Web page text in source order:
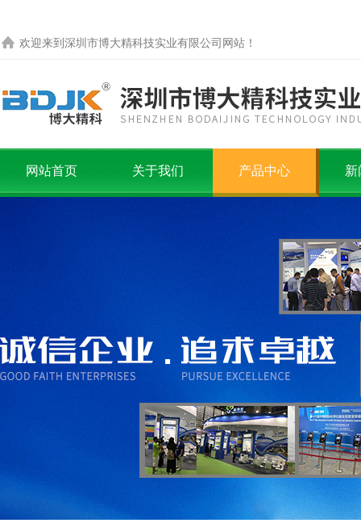
欢迎来到 深圳市博大精科技实业有限公司 网站！
网站首页 关于我们 产品中心 新